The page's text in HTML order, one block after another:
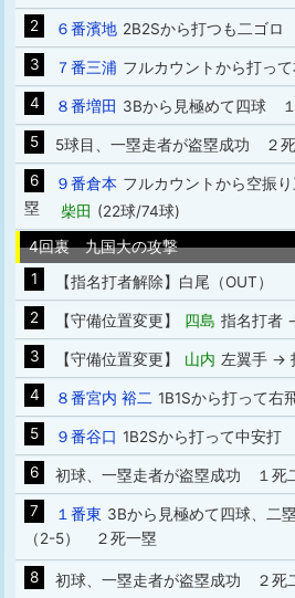
2
６番濱地 2B2Sから打つも二ゴ
3
７番三浦 フルカウントから打っ
4
８番増田 3Bから見極めて四球
5
5球目、一塁走者が盗塁成功 ２
6
９番倉本 フルカウントから空振
塁 柴田 (22球/74球)
4回裏 九国大の攻撃
1
【指名打者解除】白尾（OUT）
2
【守備位置変更】 四島 指名打者
3
【守備位置変更】 山内 左翼手 →
4
８番宮内 裕二 1B1Sから打って
5
９番谷口 1B2Sから打って中安打
6
初球、一塁走者が盗塁成功 １死
7
１番東 3Bから見極めて四球、二
（2-5） ２死一塁
8 初球、一塁走者が盗塁成功 ２死